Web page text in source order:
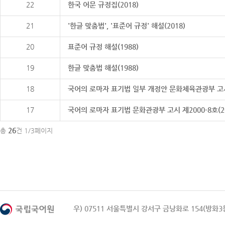
22 한국 어문 규정집(2018)
21 '한글 맞춤법', '표준어 규정' 해설(2018)
20 표준어 규정 해설(1988)
19 한글 맞춤법 해설(1988)
18 국어의 로마자 표기법 일부 개정안 문화체육관광부
17 국어의 로마자 표기법 문화관광부 고시 제2000-8호
총 26건 1/3페이지
우) 07511 서울특별시 강서구 금낭화로 154(방화3